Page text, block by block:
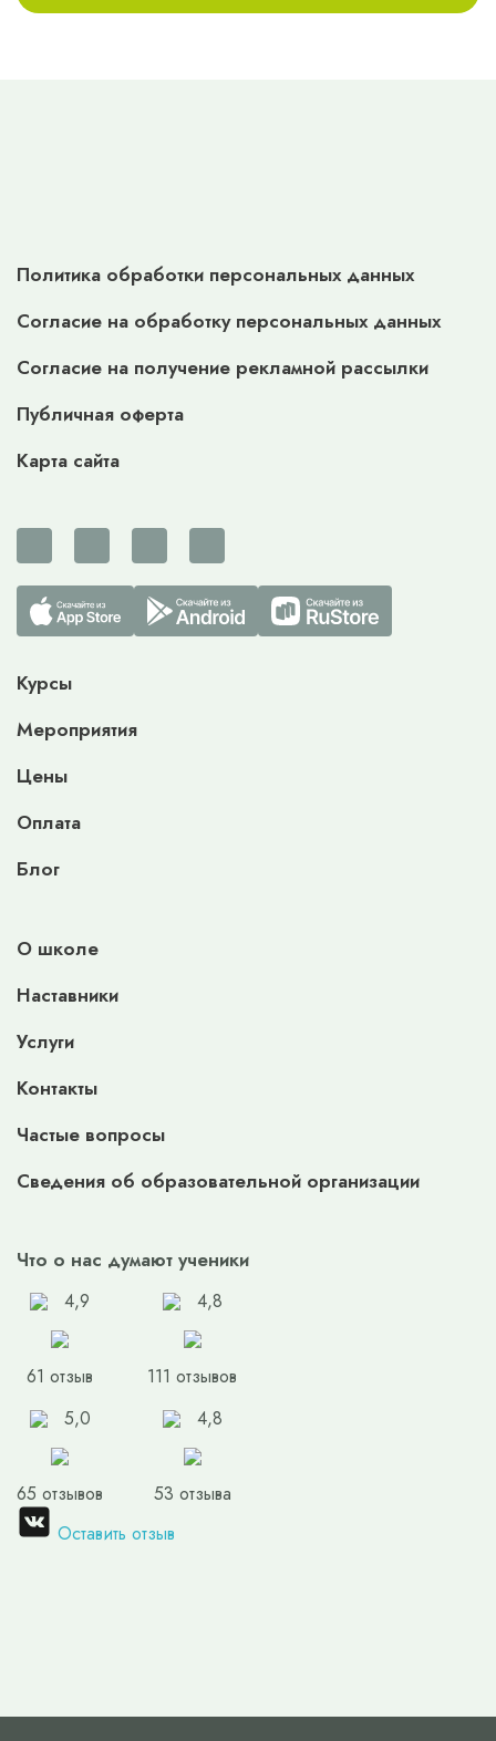
Политика обработки персональных данных
Согласие на обработку персональных данных
Согласие на получение рекламной рассылки
Публичная оферта
Карта сайта
Курсы
Мероприятия
Цены
Оплата
Блог
О школе
Наставники
Услуги
Контакты
Частые вопросы
Сведения об образовательной организации
Что о нас думают ученики
4,9
61 отзыв
4,8
111 отзывов
5,0
65 отзывов
4,8
53 отзыва
Оставить отзыв